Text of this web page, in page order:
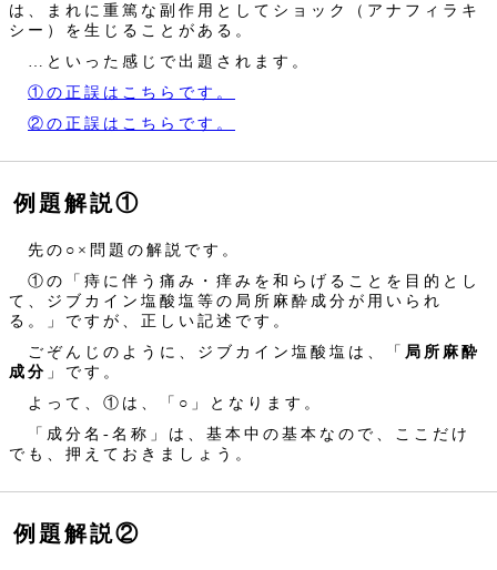
は、まれに重篤な副作用としてショック（アナフィラキ
シー）を生じることがある。
…といった感じで出題されます。
①の正誤はこちらです。
②の正誤はこちらです。
例題解説①
先の○×問題の解説です。
①の「痔に伴う痛み・痒みを和らげることを目的とし
て、ジブカイン塩酸塩等の局所麻酔成分が用いられ
る。」ですが、正しい記述です。
ごぞんじのように、ジブカイン塩酸塩は、「 局所麻酔
成分 」です。
よって、①は、「○」となります。
「成分名‐名称」は、基本中の基本なので、ここだけ
でも、押えておきましょう。
例題解説②